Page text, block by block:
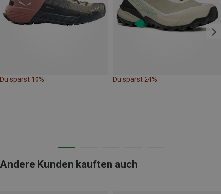
Du sparst 10% Du sparst 24%
Andere Kunden kauften auch